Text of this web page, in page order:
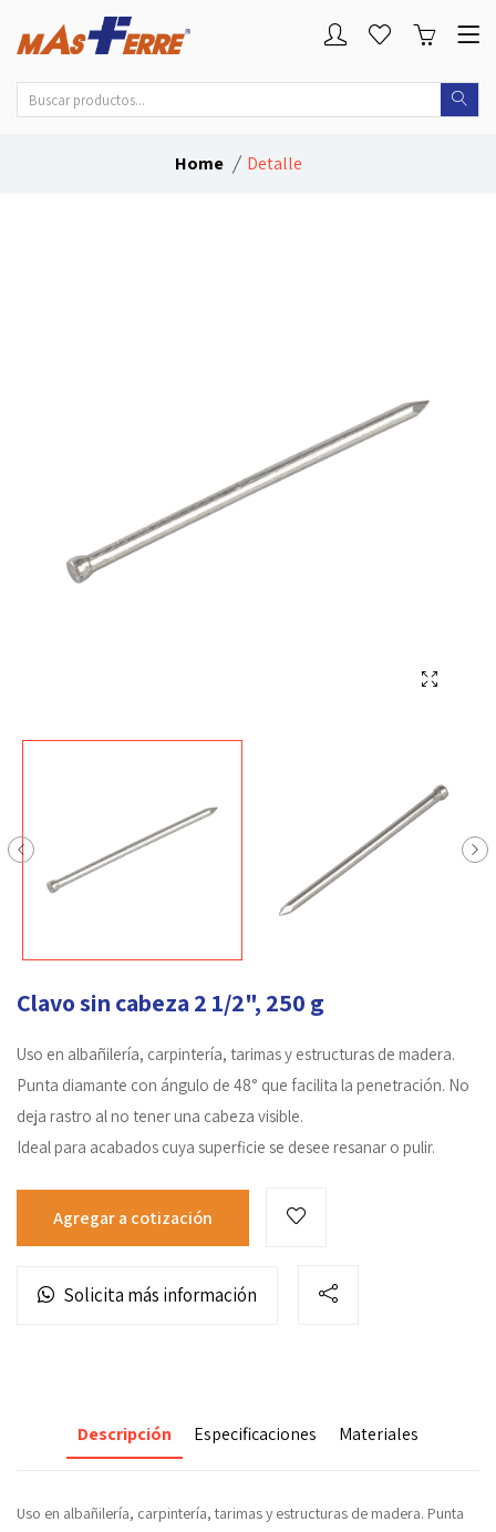
Home Detalle
Clavo sin cabeza 2 1/2", 250 g
Uso en albañilería, carpintería, tarimas y estructuras de madera.
Punta diamante con ángulo de 48° que facilita la penetración. No
deja rastro al no tener una cabeza visible.
Ideal para acabados cuya superficie se desee resanar o pulir.
Agregar a cotización
Solicita más información
Descripción Especificaciones Materiales
Uso en albañilería, carpintería, tarimas y estructuras de madera. Punta